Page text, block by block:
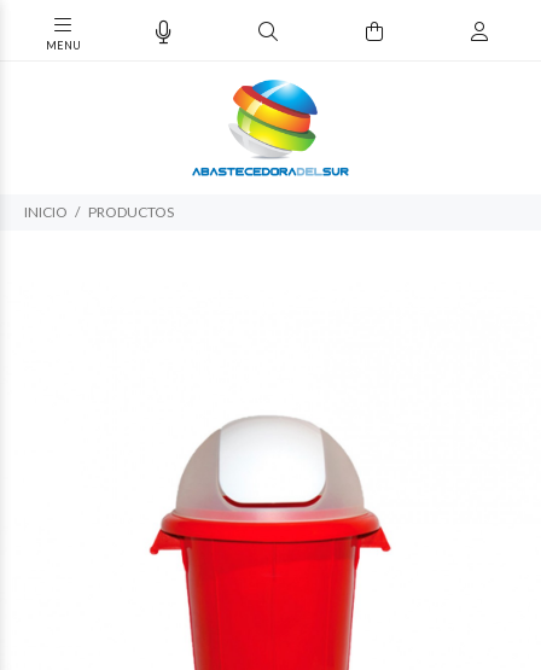
INICIO PRODUCTOS